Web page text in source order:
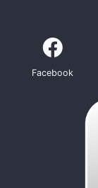
Facebook